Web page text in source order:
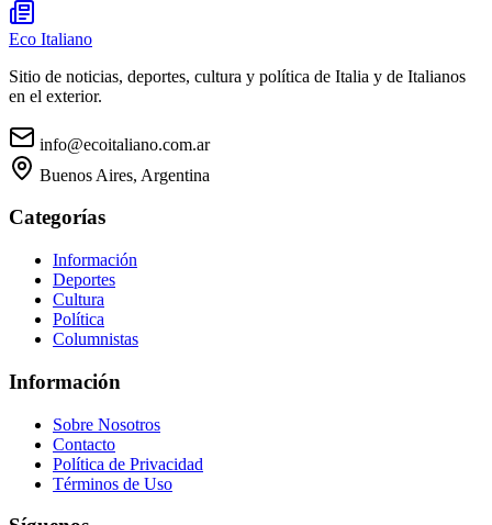
Eco Italiano
Sitio de noticias, deportes, cultura y política de Italia y de Italianos
en el exterior.
info@ecoitaliano.com.ar
Buenos Aires, Argentina
Categorías
Información
Deportes
Cultura
Política
Columnistas
Información
Sobre Nosotros
Contacto
Política de Privacidad
Términos de Uso